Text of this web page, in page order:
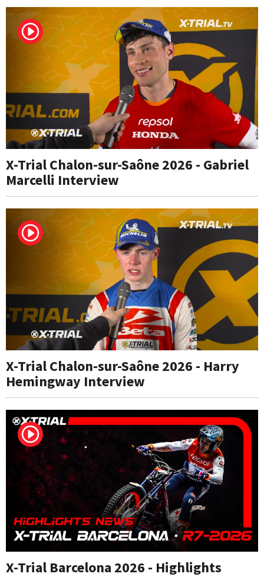
X-Trial Chalon-sur-Saône 2026 - Gabriel
Marcelli Interview
X-Trial Chalon-sur-Saône 2026 - Harry
Hemingway Interview
X-Trial Barcelona 2026 - Highlights